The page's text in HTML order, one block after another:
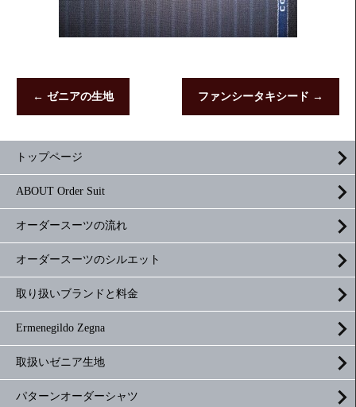
← ゼニアの生地 ファンシータキシード →
トップページ
ABOUT Order Suit
オーダースーツの流れ
オーダースーツのシルエット
取り扱いブランドと料金
Ermenegildo Zegna
取扱いゼニア生地
パターンオーダーシャツ